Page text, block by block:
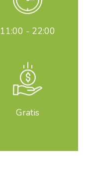
11:00 - 22:00
Gratis